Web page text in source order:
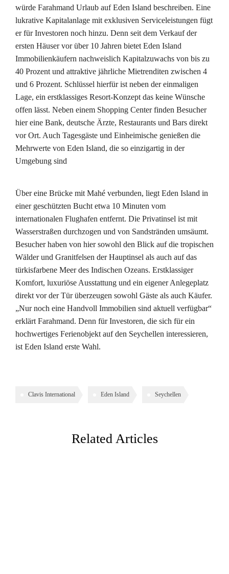
würde Farahmand Urlaub auf Eden Island beschreiben. Eine
lukrative Kapitalanlage mit exklusiven Serviceleistungen fügt
er für Investoren noch hinzu. Denn seit dem Verkauf der
ersten Häuser vor über 10 Jahren bietet Eden Island
Immobilienkäufern nachweislich Kapitalzuwachs von bis zu
40 Prozent und attraktive jährliche Mietrenditen zwischen 4
und 6 Prozent. Schlüssel hierfür ist neben der einmaligen
Lage, ein erstklassiges Resort-Konzept das keine Wünsche
offen lässt. Neben einem Shopping Center finden Besucher
hier eine Bank, deutsche Ärzte, Restaurants und Bars direkt
vor Ort. Auch Tagesgäste und Einheimische genießen die
Mehrwerte von Eden Island, die so einzigartig in der
Umgebung sind
Über eine Brücke mit Mahé verbunden, liegt Eden Island in
einer geschützten Bucht etwa 10 Minuten vom
internationalen Flughafen entfernt. Die Privatinsel ist mit
Wasserstraßen durchzogen und von Sandstränden umsäumt.
Besucher haben von hier sowohl den Blick auf die tropischen
Wälder und Granitfelsen der Hauptinsel als auch auf das
türkisfarbene Meer des Indischen Ozeans. Erstklassiger
Komfort, luxuriöse Ausstattung und ein eigener Anlegeplatz
direkt vor der Tür überzeugen sowohl Gäste als auch Käufer.
„Nur noch eine Handvoll Immobilien sind aktuell verfügbar“
erklärt Farahmand. Denn für Investoren, die sich für ein
hochwertiges Ferienobjekt auf den Seychellen interessieren,
ist Eden Island erste Wahl.
Clavis International Eden Island Seychellen
Related Articles